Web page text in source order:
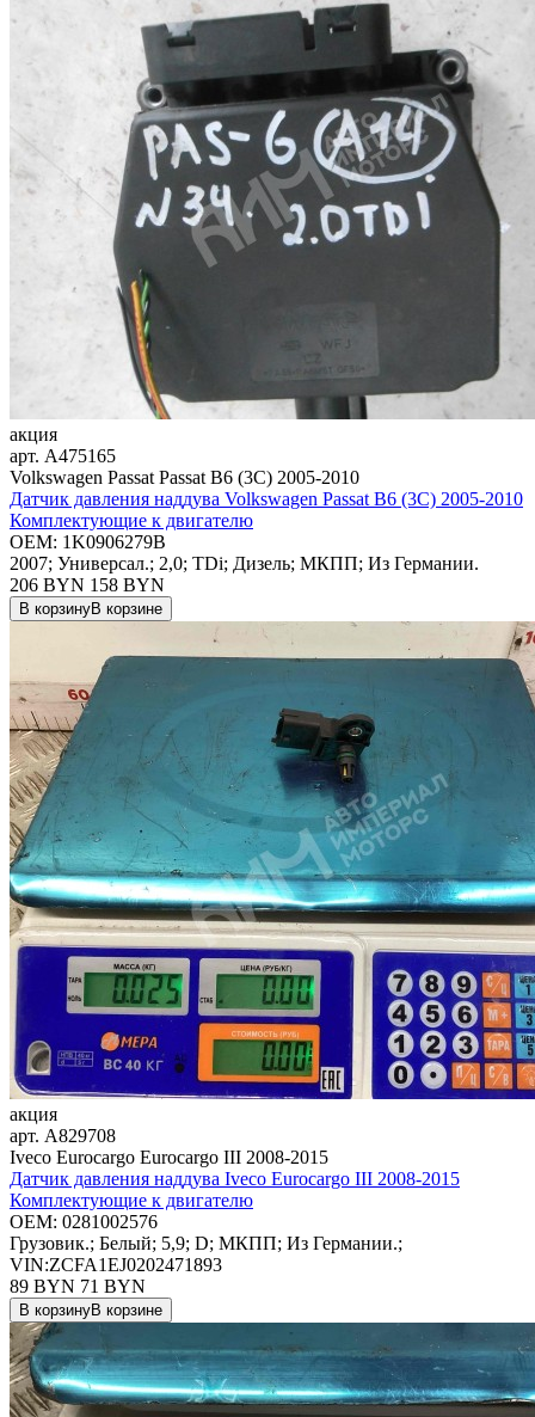
акция
арт. A475165
Volkswagen Passat Passat B6 (3C) 2005-2010
Датчик давления наддува Volkswagen Passat B6 (3C) 2005-2010
Комплектующие к двигателю
OEM: 1K0906279B
2007; Универсал.; 2,0; TDi; Дизель; МКПП; Из Германии.
206 BYN 158 BYN
В корзинуВ корзине
акция
арт. A829708
Iveco Eurocargo Eurocargo III 2008-2015
Датчик давления наддува Iveco Eurocargo III 2008-2015
Комплектующие к двигателю
OEM: 0281002576
Грузовик.; Белый; 5,9; D; МКПП; Из Германии.;
VIN:ZCFA1EJ0202471893
89 BYN 71 BYN
В корзинуВ корзине